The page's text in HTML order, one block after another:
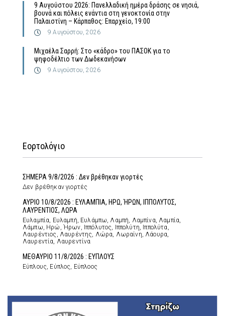
9 Αυγούστου 2026: Πανελλαδική ημέρα δράσης σε νησιά,
βουνά και πόλεις ενάντια στη γενοκτονία στην
Παλαιστίνη – Κάρπαθος: Επαρχείο, 19:00
9 Αυγούστου, 2026
Μιχαέλα Σαρρή: Στο «κάδρο» του ΠΑΣΟΚ για το
ψηφοδέλτιο των Δωδεκανήσων
9 Αυγούστου, 2026
Εορτολόγιο
ΣΗΜΕΡΑ 9/8/2026 : Δεν βρέθηκαν γιορτές
Δεν βρέθηκαν γιορτές
ΑΥΡΙΟ 10/8/2026 : ΕΥΛΑΜΠΙΑ, ΗΡΩ, ΉΡΩΝ, ΙΠΠΟΛΥΤΟΣ,
ΛΑΥΡΕΝΤΙΟΣ, ΛΩΡΑ
Ευλαμπία, Ευλαμπή, Ευλάμπω, Λαμπή, Λαμπίνα, Λαμπία,
Λάμπω, Ηρώ, Ήρων, Ιππόλυτος, Ιππολύτη, Ιππολύτα,
Λαυρέντιος, Λαυρέντης, Λώρα, Λωραίνη, Λάουρα,
Λαυρεντία, Λαυρεντίνα
ΜΕΘΑΥΡΙΟ 11/8/2026 : ΕΥΠΛΟΥΣ
Εύπλους, Εύπλος, Εύπλοος